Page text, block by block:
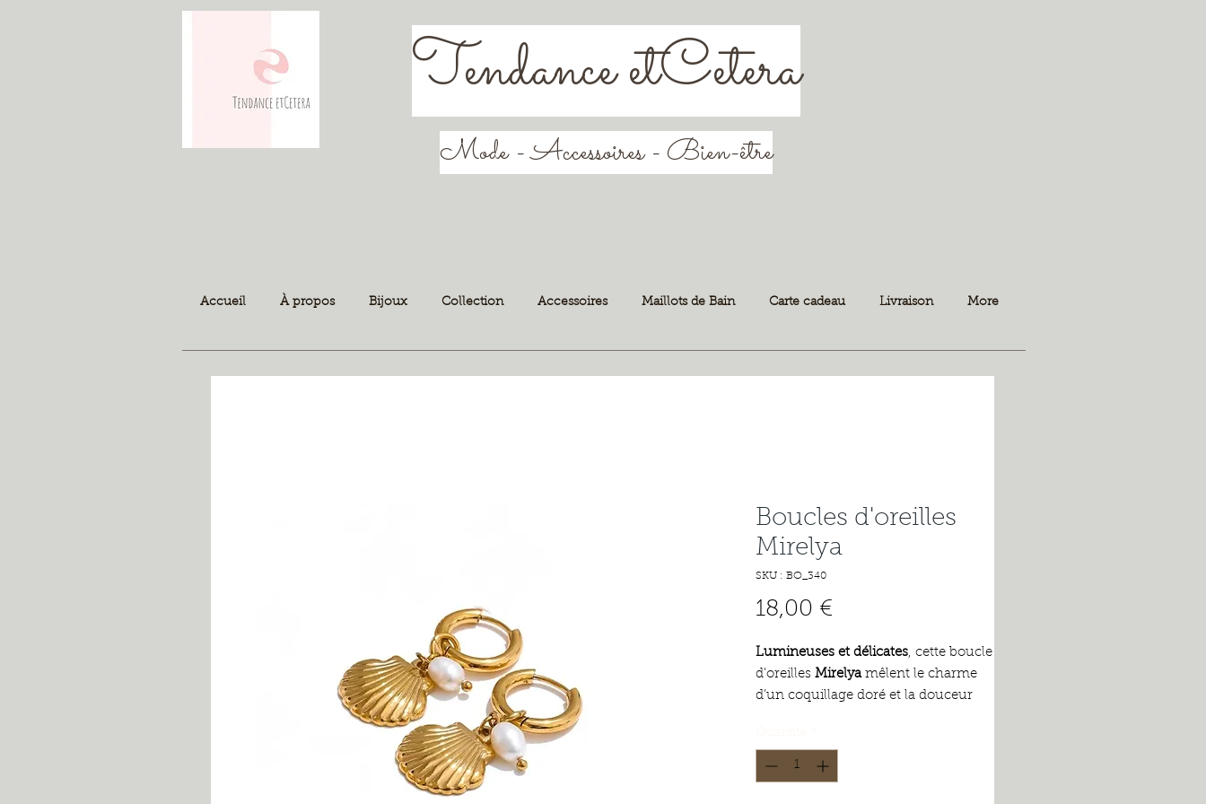
Tendance etCetera
Mode - Accessoires - Bien-être
Accueil À propos Bijoux Collection Accessoires Maillots de Bain Carte cadeau Livraison More
Boucles d'oreilles
Mirelya
SKU : BO_340
18,00 €Prix
Lumineuses et délicates, cette boucle
d'oreilles Mirelyamêlent le charme
d’un coquillage doré et la douceur
souvenirs de bord de mer et de soleil
sur la peau.